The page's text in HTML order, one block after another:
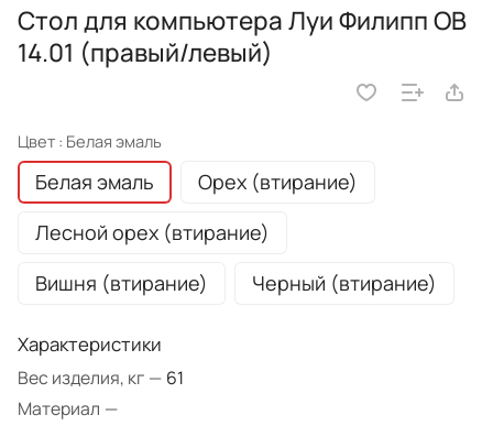
Стол для компьютера Луи Филипп ОВ
14.01 (правый/левый)
Цвет : Белая эмаль
Белая эмаль
Орех (втирание)
Лесной орех (втирание)
Вишня (втирание)
Черный (втирание)
Характеристики
Вес изделия, кг — 61
Материал —